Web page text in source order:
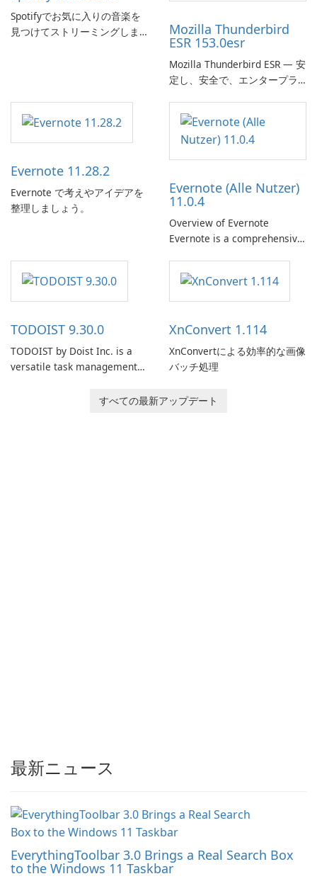
Spotifyでお気に入りの音楽を
見つけてストリーミングしま
Mozilla Thunderbird
ESR 153.0esr
Mozilla Thunderbird ESR — 安
定し、安全で、エンタープラ
Evernote 11.28.2
Evernote で考えやアイデアを
整理しましょう。
Evernote (Alle Nutzer)
11.0.4
Overview of Evernote
Evernote is a comprehensive
software designed to help
users capture, organize, and
access information across
TODOIST 9.30.0
TODOIST by Doist Inc. is a
versatile task management
individuals and teams
XnConvert 1.114
XnConvertによる効率的な画像
バッチ処理
すべての最新アップデート
最新ニュース
EverythingToolbar 3.0 Brings a Real Search Box
to the Windows 11 Taskbar